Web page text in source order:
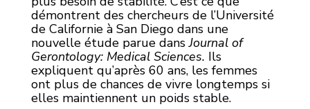
démontrent des chercheurs de l’Université
de Californie à San Diego dans une
nouvelle étude parue dansJournal of
Gerontology: Medical Sciences. Ils
expliquent qu’après 60 ans, les femmes
ont plus de chances de vivre longtemps si
elles maintiennent un poids stable.